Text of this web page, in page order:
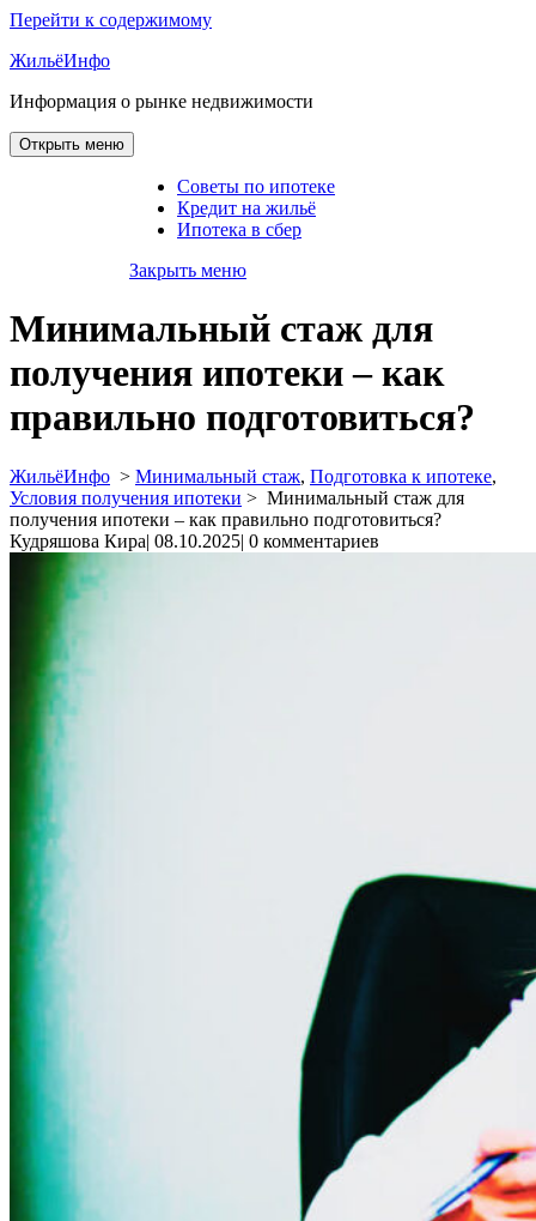
Перейти к содержимому
ЖильёИнфо
Информация о рынке недвижимости
Открыть меню
Советы по ипотеке
Кредит на жильё
Ипотека в сбер
Закрыть меню
Минимальный стаж для
получения ипотеки – как
правильно подготовиться?
ЖильёИнфо > Минимальный стаж, Подготовка к ипотеке,
Условия получения ипотеки > Минимальный стаж для
получения ипотеки – как правильно подготовиться?
Кудряшова Кира| 08.10.2025| 0 комментариев